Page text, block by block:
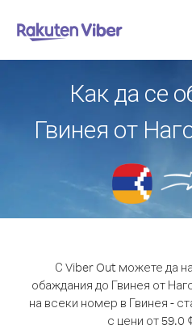
Как да се
Гвинея от
С Viber Out можете да
обаждания до Гвинея от
на всеки номер в Гвинея -
с цени от 59.0